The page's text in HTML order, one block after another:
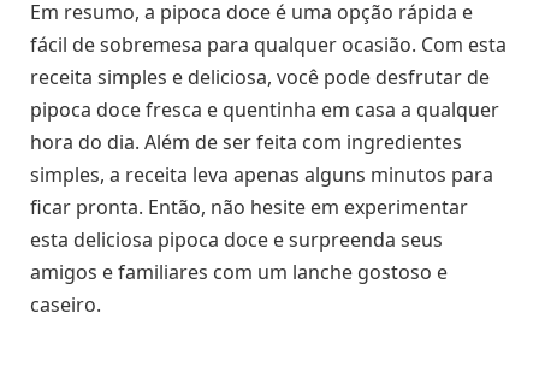
Em resumo, a pipoca doce é uma opção rápida e
fácil de sobremesa para qualquer ocasião. Com esta
receita simples e deliciosa, você pode desfrutar de
pipoca doce fresca e quentinha em casa a qualquer
hora do dia. Além de ser feita com ingredientes
simples, a receita leva apenas alguns minutos para
ficar pronta. Então, não hesite em experimentar
esta deliciosa pipoca doce e surpreenda seus
amigos e familiares com um lanche gostoso e
caseiro.